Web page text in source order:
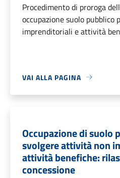
Procedimento di proroga
occupazione suolo
imprenditoriali e attività
VAI ALLA PAGINA
Occupazione di suolo
svolgere attività non
attività benefiche:
concessione